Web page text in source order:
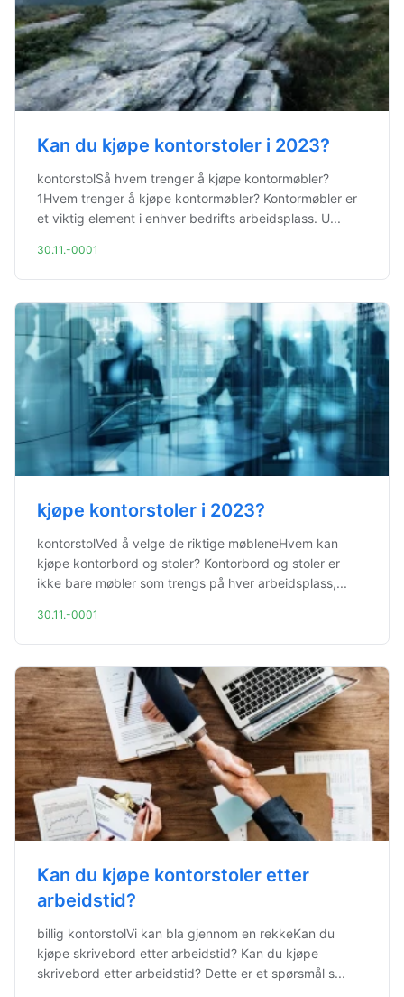
Kan du kjøpe kontorstoler i 2023?
kontorstolSå hvem trenger å kjøpe kontormøbler?
1Hvem trenger å kjøpe kontormøbler? Kontormøbler er
et viktig element i enhver bedrifts arbeidsplass. U...
30.11.-0001
kjøpe kontorstoler i 2023?
kontorstolVed å velge de riktige møbleneHvem kan
kjøpe kontorbord og stoler? Kontorbord og stoler er
ikke bare møbler som trengs på hver arbeidsplass,...
30.11.-0001
Kan du kjøpe kontorstoler etter
arbeidstid?
billig kontorstolVi kan bla gjennom en rekkeKan du
kjøpe skrivebord etter arbeidstid? Kan du kjøpe
skrivebord etter arbeidstid? Dette er et spørsmål s...